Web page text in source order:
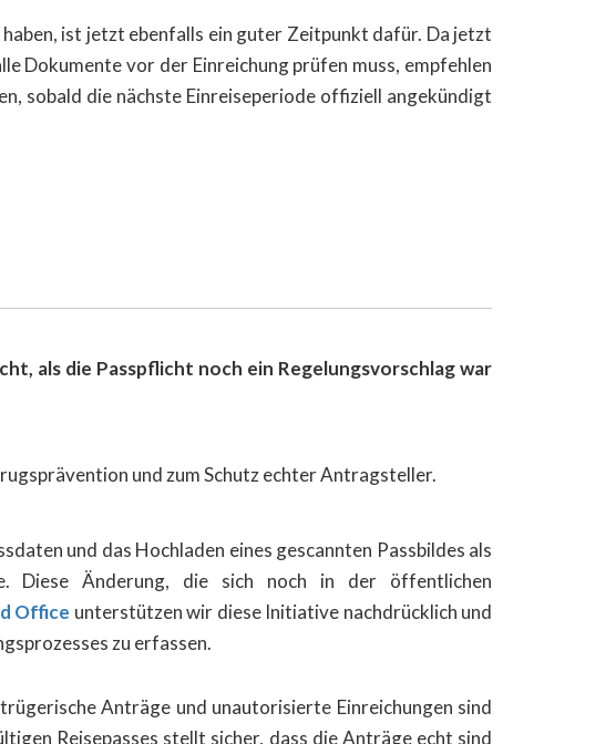
ist jetzt ebenfalls ein guter Zeitpunkt dafür. Da jetzt
Dokumente vor der Einreichung prüfen muss, empfehlen
sobald die nächste Einreiseperiode offiziell angekündigt
als die Passpflicht noch ein Regelungsvorschlag war
und zum Schutz echter Antragsteller.
und das Hochladen eines gescannten Passbildes als
Diese Änderung, die sich noch in der öffentlichen
Office unterstützen wir diese Initiative nachdrücklich und
zu erfassen.
Anträge und unautorisierte Einreichungen sind
Reisepasses stellt sicher, dass die Anträge echt sind